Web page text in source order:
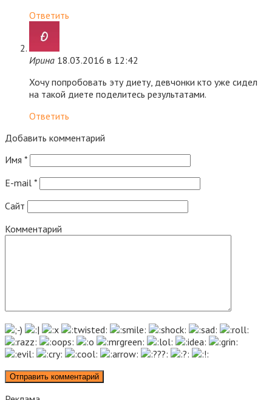
Ответить
Ирина 18.03.2016 в 12:42
Хочу попробовать эту диету, девчонки кто уже сидел
на такой диете поделитесь результатами.
Ответить
Добавить комментарий
Имя *
E-mail *
Сайт
Комментарий